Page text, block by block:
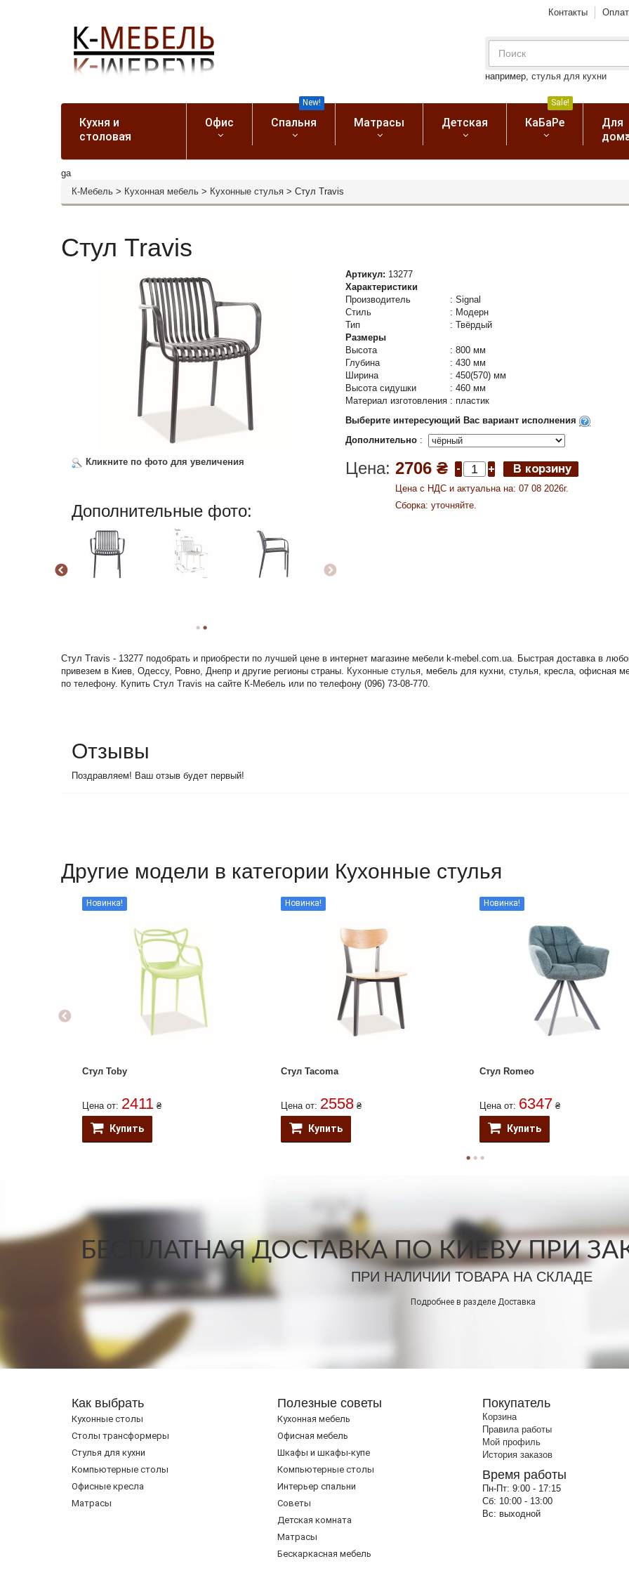
Контакты
например, стулья для кухни
Кухня и
столовая
Офис Спальня
New!
Матрасы Детская КаБаРе
Sale!
Для
ga
К-Мебель > Кухонная мебель > Кухонные стулья > Стул Travis
Стул Travis
Кликните по фото для увеличения
Дополнительные фото:
Артикул: 13277
Характеристики
Производитель
: Signal
Стиль
: Модерн
Тип
: Твёрдый
Размеры
Высота
: 800 мм
Глубина
: 430 мм
Ширина
: 450(570) мм
Высота сидушки
: 460 мм
Материал изготовления : пластик
Выберите интересующий Вас вариант исполнения
Дополнительно :
Цена: 2706 ₴
Цена c НДС и актуальна на: 07 08 2026г.
Сборка: уточняйте.
Стул Travis - 13277 подобрать и приобрести по лучшей цене в интернет магазине мебели k-mebel.com.ua. Быстрая доставка в
привезем в Киев, Одессу, Ровно, Днепр и другие регионы страны. Кухонные стулья, мебель для кухни, стулья, кресла, офисная
по телефону. Купить Стул Travis на сайте К-Мебель или по телефону (096) 73-08-770.
Отзывы
Поздравляем! Ваш отзыв будет первый!
Другие модели в категории Кухонные стулья
Новинка!
Стул Toby
Цена от: 2411 ₴
Купить
Новинка!
Стул Tacoma
Цена от: 2558 ₴
Купить
Новинка!
Стул Romeo
Цена от: 6347 ₴
Купить
БЕСПЛАТНАЯ ДОСТАВКА ПО КИЕВУ ПРИ
ПРИ НАЛИЧИИ ТОВАРА НА СКЛАДЕ
Подробнее в разделе Доставка
Как выбрать
Кухонные столы
Cтолы трансформеры
Стулья для кухни
Компьютерные столы
Офисные кресла
Матрасы
Полезные советы
Кухонная мебель
Офисная мебель
Шкафы и шкафы-купе
Компьютерные столы
Интерьер спальни
Советы
Детская комната
Матрасы
Бескаркасная мебель
Покупатель
Корзина
Правила работы
Мой профиль
История заказов
Время работы
Пн-Пт: 9:00 - 17:15
Сб: 10:00 - 13:00
Вс: выходной